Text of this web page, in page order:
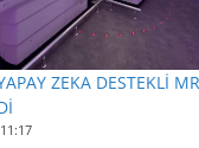
ZEKA DESTEKLİ